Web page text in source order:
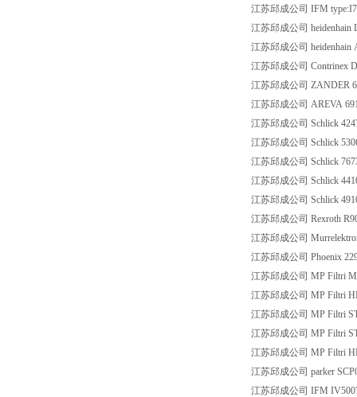
江苏邱成公司 IFM
江苏邱成公司 heidenhain
江苏邱成公司 heidenhain
江苏邱成公司 Contrinex
江苏邱成公司 ZANDER
江苏邱成公司 AREVA
江苏邱成公司 Schlick
江苏邱成公司 Schlick
江苏邱成公司 Schlick
江苏邱成公司 Schlick
江苏邱成公司 Schlick
江苏邱成公司 Rexroth
江苏邱成公司
江苏邱成公司 Phoenix
江苏邱成公司 MP Filtri
江苏邱成公司 MP Filtri
江苏邱成公司 MP Filtri
江苏邱成公司 MP Filtri
江苏邱成公司 MP Filtri
江苏邱成公司 parker
江苏邱成公司 IFM